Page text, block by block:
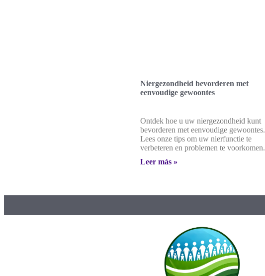
Niergezondheid bevorderen met
eenvoudige gewoontes
Ontdek hoe u uw niergezondheid kunt
bevorderen met eenvoudige gewoontes.
Lees onze tips om uw nierfunctie te
verbeteren en problemen te voorkomen.
Leer más »